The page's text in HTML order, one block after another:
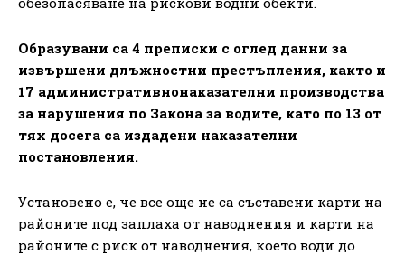
Образувани са 4 преписки с оглед данни за
извършени длъжностни престъпления, както и
17 административнонаказателни производства
за нарушения по Закона за водите, като по 13 от
тях досега са издадени наказателни
постановления.
Установено е, че все още не са съставени карти на
районите под заплаха от наводнения и карти на
районите с риск от наводнения, което води до